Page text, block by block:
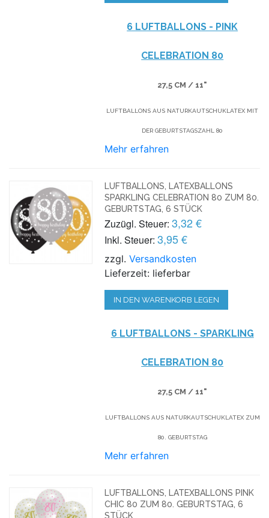
6 LUFTBALLONS - PINK
CELEBRATION 80
27,5 CM / 11"
LUFTBALLONS AUS NATURKAUTSCHUKLATEX MIT
DER GEBURTSTAGSZAHL 80
Mehr erfahren
LUFTBALLONS, LATEXBALLONS
SPARKLING CELEBRATION 80 ZUM 80.
GEBURTSTAG, 6 STÜCK
Zuzügl. Steuer: 3,32 €
Inkl. Steuer: 3,95 €
zzgl.Versandkosten
Lieferzeit: lieferbar
IN DEN WARENKORB LEGEN
6 LUFTBALLONS - SPARKLING
CELEBRATION 80
27,5 CM / 11"
LUFTBALLONS AUS NATURKAUTSCHUKLATEX ZUM
80. GEBURTSTAG
Mehr erfahren
LUFTBALLONS, LATEXBALLONS PINK
CHIC 80 ZUM 80. GEBURTSTAG, 6
STÜCK